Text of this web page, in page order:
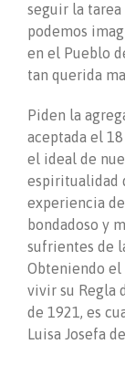
seguir la tarea
podemos
en el Pueblo
tan querida
Piden la
aceptada el
el ideal de
espiritualidad
experiencia
bondadoso y
sufrientes de
Obteniendo el
vivir su Regla
de 1921, es
Luisa Josefa